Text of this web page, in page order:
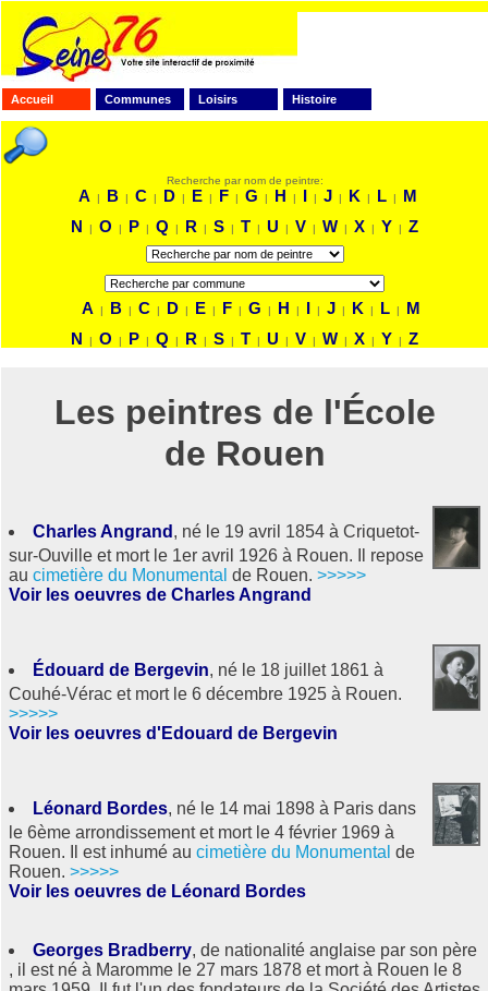
Accueil Communes Loisirs Histoire
Recherche par nom de peintre:
A | B | C | D | E | F | G | H | I | J | K | L |
M
N
| O | P | Q | R | S | T | U | V | W | X | Y | Z
A | B | C | D | E | F | G | H | I | J | K | L |
M
N
| O | P | Q | R | S | T | U | V | W | X | Y | Z
Les peintres de l'École
de Rouen
Charles Angrand , né le 19 avril 1854 à Criquetot-
sur-Ouville et mort le 1er avril 1926 à Rouen. Il repose
au cimetière du Monumental de Rouen. >>>>>
Voir les oeuvres de Charles Angrand
Édouard de Bergevin, né le 18 juillet 1861 à
Couhé-Vérac et mort le 6 décembre 1925 à Rouen.
>>>>>
Voir les oeuvres d'Edouard de Bergevin
Léonard Bordes, né le 14 mai 1898 à Paris dans
le 6ème arrondissement et mort le 4 février 1969 à
Rouen. Il est inhumé au cimetière du Monumental de
Rouen. >>>>>
Voir les oeuvres de Léonard Bordes
Georges Bradberry, de nationalité anglaise par son père
, il est né à Maromme le 27 mars 1878 et mort à Rouen le 8